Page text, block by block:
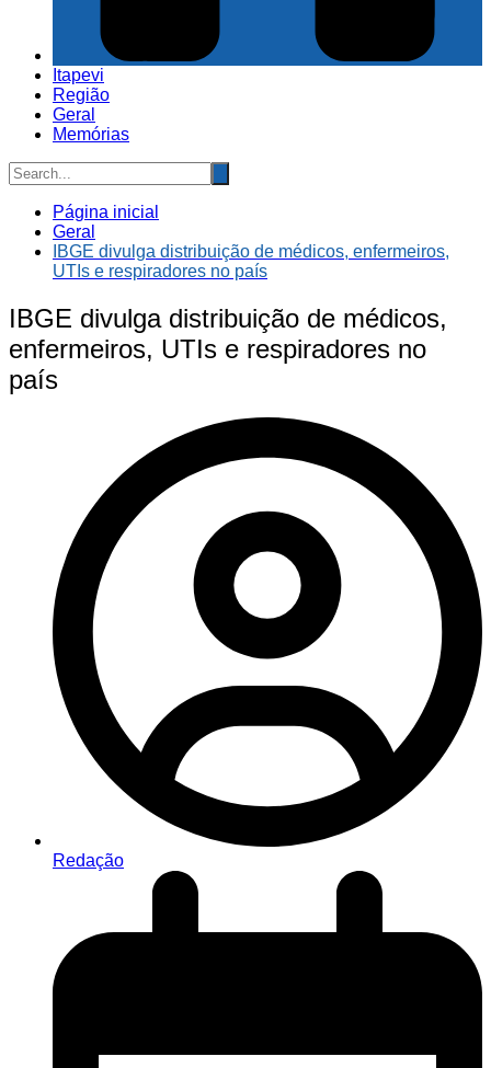
Itapevi
Região
Geral
Memórias
Página inicial
Geral
IBGE divulga distribuição de médicos, enfermeiros,
UTIs e respiradores no país
IBGE divulga distribuição de médicos,
enfermeiros, UTIs e respiradores no
país
Redação